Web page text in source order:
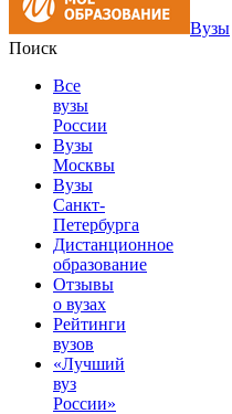
Вузы
Поиск
Все
вузы
России
Вузы
Москвы
Вузы
Санкт-
Петербурга
Дистанционное
образование
Отзывы
о вузах
Рейтинги
вузов
«Лучший
вуз
России»